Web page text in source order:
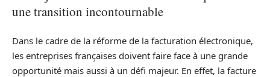
une transition incontournable
Dans le cadre de la réforme de la facturation électronique,
les entreprises françaises doivent faire face à une grande
opportunité mais aussi à un défi majeur. En effet, la facture